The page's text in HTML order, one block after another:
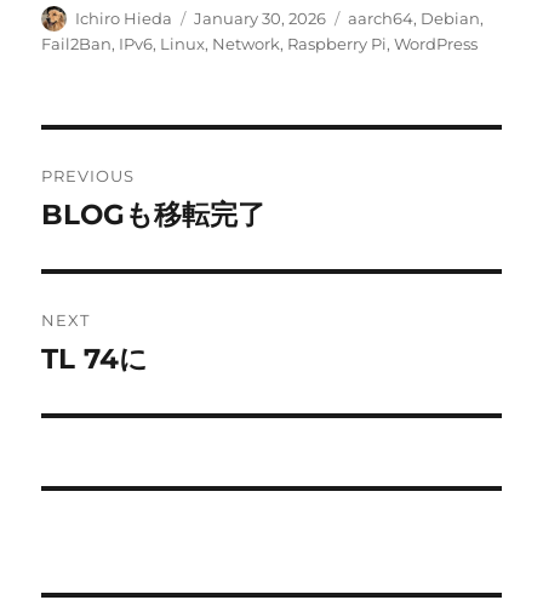
Author
Ichiro Hieda
Posted
on
January 30, 2026 Categories
aarch64, Debian,
Fail2Ban, IPv6, Linux, Network, Raspberry Pi,WordPress
navigation
PREVIOUS
Previous
BLOGも移転完了
NEXT
Next
TL 74に